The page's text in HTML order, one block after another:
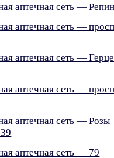
аптечная сеть —
аптечная сеть —
аптечная сеть —
аптечная сеть —
аптечная сеть — Розы
аптечная сеть — 79